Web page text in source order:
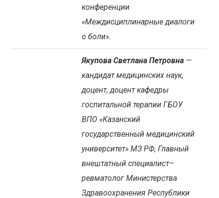
конференции
«Междисциплинарные диалоги
о боли».
Якупова Светлана Петровна —
кандидат медицинских наук,
доцент, доцент кафедры
госпитальной терапии ГБОУ
ВПО «Казанский
государственный медицинский
университет» МЗ РФ, Главный
внештатный специалист–
ревматолог Министерства
Здравоохранения Республики